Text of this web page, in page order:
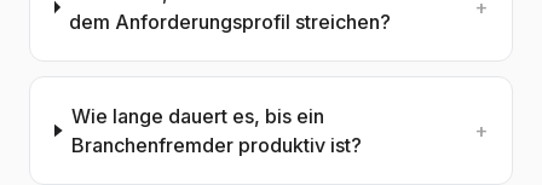
dem Anforderungsprofil streichen?
+
Wie lange dauert es, bis ein
Branchenfremder produktiv ist?
+